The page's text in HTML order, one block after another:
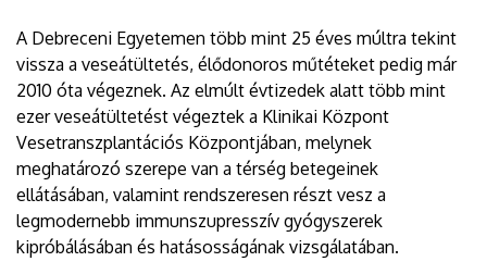
A Debreceni Egyetemen több mint 25 éves múltra tekint
vissza a veseátültetés, élődonoros műtéteket pedig már
2010 óta végeznek. Az elmúlt évtizedek alatt több mint
ezer veseátültetést végeztek a Klinikai Központ
Vesetranszplantációs Központjában, melynek
meghatározó szerepe van a térség betegeinek
ellátásában, valamint rendszeresen részt vesz a
legmodernebb immunszupresszív gyógyszerek
kipróbálásában és hatásosságának vizsgálatában.